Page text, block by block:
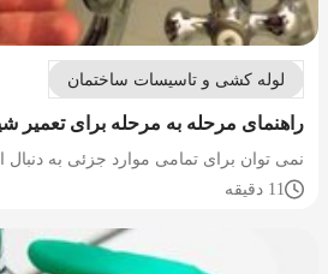
لوله کشی و تاسیسات ساختمان
راهنمای مرحله به مرحله برای تعمیر
نمی توان برای تمامی موارد جزئی به دنبال
11 دقیقه